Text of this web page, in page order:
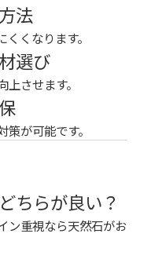
法
くなります。
選び
させます。
が可能です。
ちらが良い？
ン重視なら天然石がお